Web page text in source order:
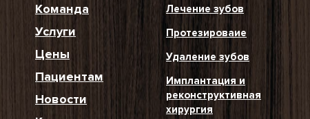
Команда
Услуги
Цены
Пациентам
Новости
Лечение зубов
Протезироваие
Удаление зубов
Имплантация и
реконструктивная
хирургия